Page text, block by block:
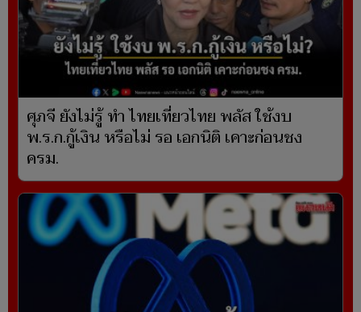
ศุภจี ยังไม่รู้ ทำ ไทยเที่ยวไทย พลัส ใช้งบ
พ.ร.ก.กู้เงิน หรือไม่ รอ เอกนิติ เคาะก่อนชง
ครม.